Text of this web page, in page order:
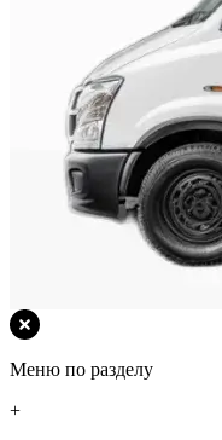
Меню по разделу
+